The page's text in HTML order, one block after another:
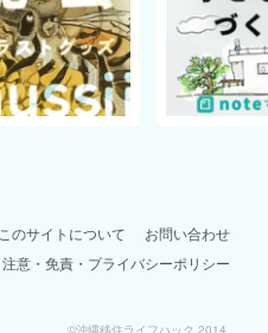
このサイトについて
お問い合わせ
注意・免責・プライバシーポリシー
©沖縄移住ライフハック 2014.